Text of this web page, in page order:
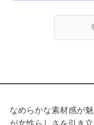
なめらかな素材感が